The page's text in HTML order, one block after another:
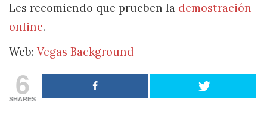
Les recomiendo que prueben la demostración
online.
Web: Vegas Background
6
SHARES